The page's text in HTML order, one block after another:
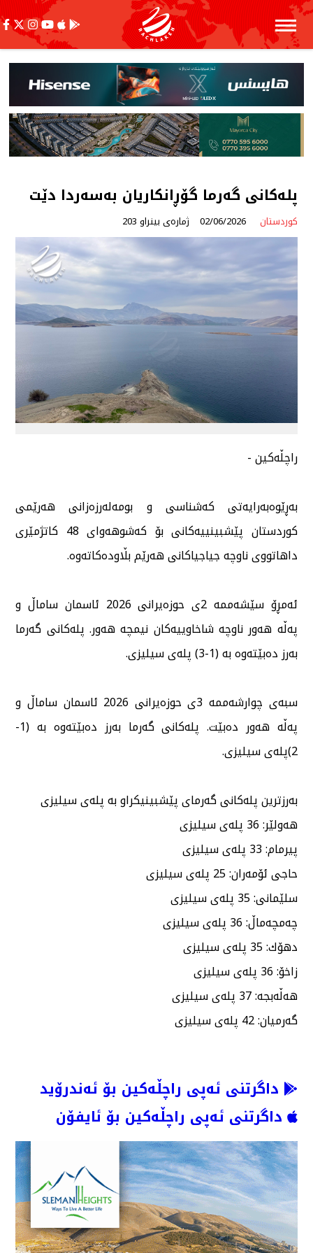
پلەكانی گەرما گۆڕانكاریان بەسەردا دێت
کوردستان 02/06/2026 ژمارەی بینراو 203
راچڵەكین -
بەڕێوەبەرایەتی كەشناسی و بومەلەرزەزانی هەرێمی
كوردستان پێشبینییەكانی بۆ كەشوهەوای 48 كاتژمێری
داهاتووی ناوچە جیاجیاكانی هەرێم بڵاودەكاتەوە.
ئەمڕۆ سێشەممە 2ی حوزەیرانی 2026 ئاسمان ساماڵ و
پەڵە هەور ناوچە شاخاوییەكان نیمچە هەور. پلەكانی گەرما
بەرز دەبێتەوە بە (1-3) پلەی سیلیزی.
سبەی چوارشەممە 3ی حوزەیرانی 2026 ئاسمان ساماڵ و
پەڵە هەور دەبێت. پلەكانی گەرما بەرز دەبێتەوە بە (1-
2)پلەی سیلیزی.
بەرزترین پلەكانی گەرمای پێشبینیكراو بە پلەی سیلیزی
هەولێر: 36 پلەی سیلیزی
پیرمام: 33 پلەی سیلیزی
حاجی ئۆمەران: 25 پلەی سیلیزی
سلێمانی: 35 پلەی سیلیزی
چەمچەماڵ: 36 پلەی سیلیزی
دهۆك: 35 پلەی سیلیزی
زاخۆ: 36 پلەی سیلیزی
هەڵەبجە: 37 پلەی سیلیزی
گەرمیان: 42 پلەی سیلیزی
داگرتنی ئەپی راچڵەکین بۆ ئەندرۆید
داگرتنی ئەپی راچڵەکین بۆ ئایفۆن